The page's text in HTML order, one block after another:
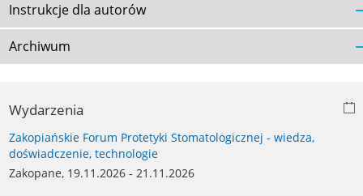
Instrukcje dla autorów
Archiwum
Wydarzenia
Zakopiańskie Forum Protetyki Stomatologicznej - wiedza,
doświadczenie, technologie
Zakopane, 19.11.2026 - 21.11.2026